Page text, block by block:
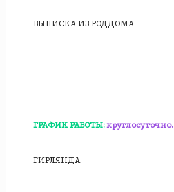
ВЫПИСКА ИЗ РОДДОМА
ГРАФИК РАБОТЫ: круглосуточно.
ГИРЛЯНДА